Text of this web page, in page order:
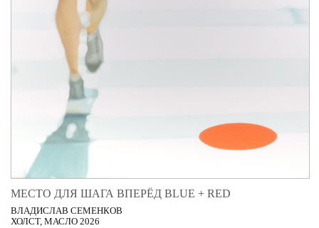
МЕСТО ДЛЯ ШАГА ВПЕРЁД BLUE + RED
ВЛАДИСЛАВ СЕМЕНКОВ
ХОЛСТ, МАСЛО 2026